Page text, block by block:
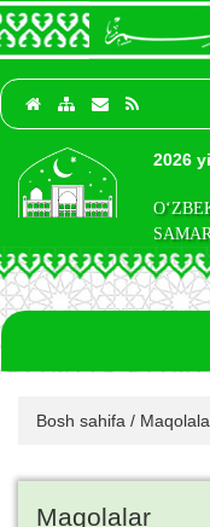
2026
Bosh sahifa /
Maqolalar